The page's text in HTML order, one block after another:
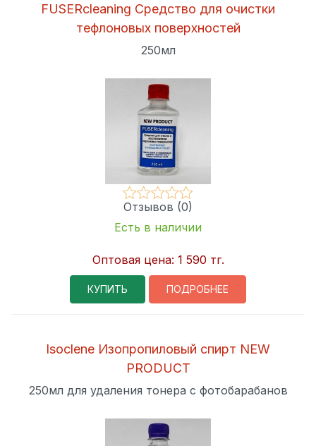
СБРОСИТЬ ФИЛЬТР
FUSERcleaning Средство для очистки
тефлоновых поверхностей
250мл
Отзывов (0)
Есть в наличии
Оптовая цена: 1 590 тг.
КУПИТЬ ПОДРОБНЕЕ
Isoclene Изопропиловый спирт NEW
PRODUCT
250мл для удаления тонера с фотобарабанов